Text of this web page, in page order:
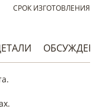
СРОК ИЗГОТОВЛЕНИЯ